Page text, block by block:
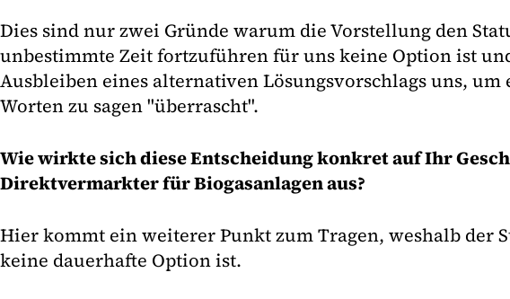
Dies sind nur zwei Gründe warum die Vorstellung den
unbestimmte Zeit fortzuführen für uns keine Option ist
Ausbleiben eines alternativen Lösungsvorschlags uns, um
Worten zu sagen "überrascht".
Wie wirkte sich diese Entscheidung konkret auf Ihr
Direktvermarkter für Biogasanlagen aus?
Hier kommt ein weiterer Punkt zum Tragen, weshalb der
keine dauerhafte Option ist.